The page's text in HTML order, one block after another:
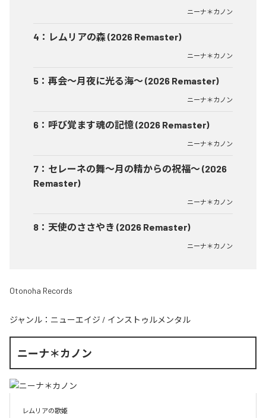
ニーナ＊カノン
4 ： レムリアの森 (2026 Remaster)
ニーナ＊カノン
5 ： 再会〜月夜に光る海〜 (2026 Remaster)
ニーナ＊カノン
6 ： 呼び覚ます魂の記憶 (2026 Remaster)
ニーナ＊カノン
7 ： セレーネの舞〜月の精からの祝福〜 (2026
Remaster)
ニーナ＊カノン
8 ： 天使のささやき (2026 Remaster)
ニーナ＊カノン
Otonoha Records
ジャンル： ニューエイジ / インストゥルメンタル
ニーナ＊カノン
レムリアの歌姫